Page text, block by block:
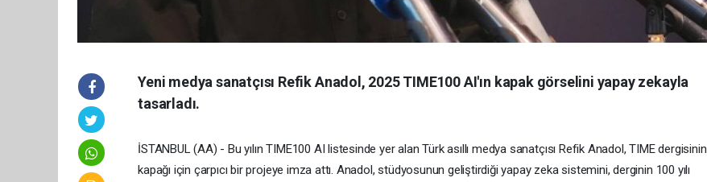
Yeni medya sanatçısı Refik Anadol, 2025 TIME100 AI'ın kapak görselini yapay zekayla
tasarladı.
İSTANBUL (AA) - Bu yılın TIME100 AI listesinde yer alan Türk asıllı medya sanatçısı Refik Anadol, TIME dergisinin
kapağı için çarpıcı bir projeye imza attı. Anadol, stüdyosunun geliştirdiği yapay zeka sistemini, derginin 100 yılı